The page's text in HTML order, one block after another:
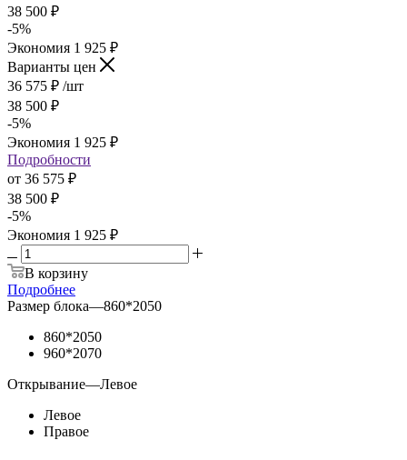
38 500 ₽
-5%
Экономия 1 925 ₽
Варианты цен
36 575 ₽ /шт
38 500 ₽
-5%
Экономия 1 925 ₽
Подробности
от 36 575 ₽
38 500 ₽
-5%
Экономия 1 925 ₽
В корзину
Подробнее
Размер блока—860*2050
860*2050
960*2070
Открывание—Левое
Левое
Правое